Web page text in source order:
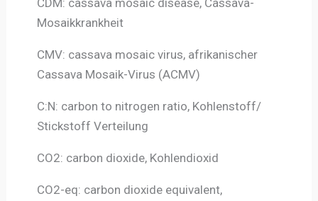
Mosaikkrankheit
CMV: cassava mosaic virus, afrikanischer
Cassava Mosaik-Virus (ACMV)
C:N: carbon to nitrogen ratio, Kohlenstoff/
Stickstoff Verteilung
CO2: carbon dioxide, Kohlendioxid
CO2-eq: carbon dioxide equivalent,